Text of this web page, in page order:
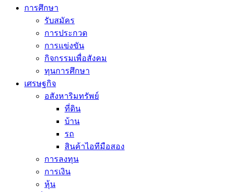
การศึกษา
รับสมัคร
การประกวด
การแข่งขัน
กิจกรรมเพื่อสังคม
ทุนการศึกษา
เศรษฐกิจ
อสังหาริมทรัพย์
ที่ดิน
บ้าน
รถ
สินค้าไอทีมือสอง
การลงทุน
การเงิน
หุ้น